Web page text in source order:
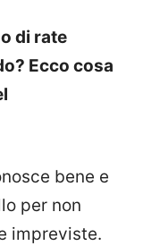
di rate
Ecco cosa
bene e
per non
impreviste.